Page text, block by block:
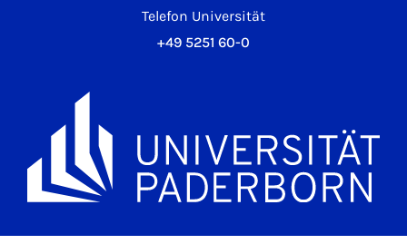
Telefon Universität
+49 5251 60-0